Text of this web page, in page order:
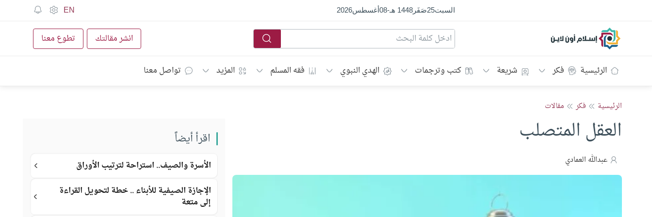
السبت25صَفَر1448 هـ -
08أغسطس2026
EN
إسلام أون لاين انشر مقالتك تطوع معنا
الرئيسية فكر شريعة كتب وترجمات الهدي النبوي فقه المسلم المزيد تواصل معنا
الرئيسية فكر مقالات
العقل المتصلب
عبدالله العمادي
اقرأ أيضاً
الأسرة والصيف.. استراحة لترتيب الأوراق
الإجازة الصيفية للأبناء .. خطة لتحويل القراءة
إلى متعة